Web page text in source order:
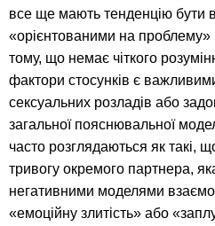
все ще мають тенденцію бути
«орієнтованими на
тому, що немає чіткого
фактори стосунків є
сексуальних розладів або
загальної пояснювальної
часто розглядаються як такі,
тривогу окремого партнера,
негативними моделями
«емоційну злитість» або